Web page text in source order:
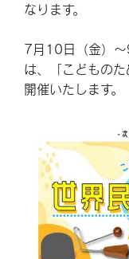
なります。
7月10日（金）
は、「こどもの
開催いたします。